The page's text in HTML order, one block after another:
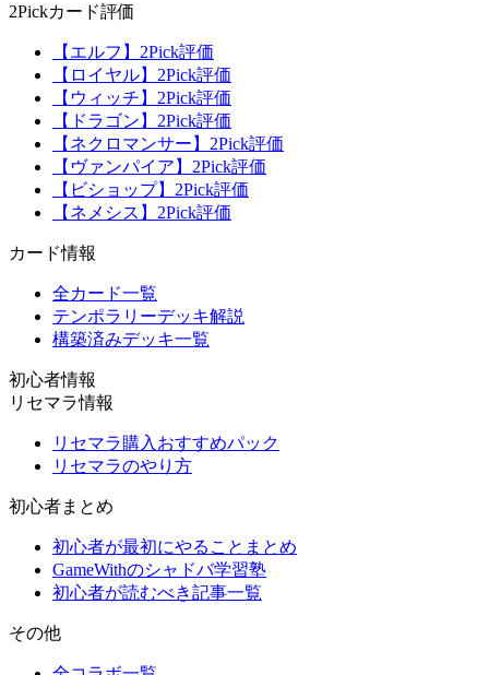
2Pickカード評価
【エルフ】2Pick評価
【ロイヤル】2Pick評価
【ウィッチ】2Pick評価
【ドラゴン】2Pick評価
【ネクロマンサー】2Pick評価
【ヴァンパイア】2Pick評価
【ビショップ】2Pick評価
【ネメシス】2Pick評価
カード情報
全カード一覧
テンポラリーデッキ解説
構築済みデッキ一覧
初心者情報
リセマラ情報
リセマラ購入おすすめパック
リセマラのやり方
初心者まとめ
初心者が最初にやることまとめ
GameWithのシャドバ学習塾
初心者が読むべき記事一覧
その他